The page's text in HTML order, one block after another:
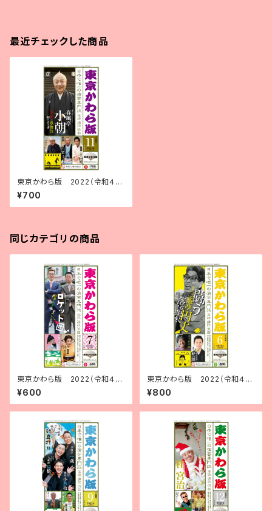
最近チェックした商品
東京かわら版 2022（令和４）
年11月号
¥700
同じカテゴリの商品
東京かわら版 2022（令和４）
年７月号
¥600
東京かわら版 2022（令和４）
年６月号
¥800